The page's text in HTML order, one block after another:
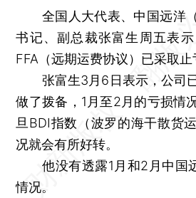
全国人大代表、中国远洋
书记、副总裁张富生周五表
FFA（远期运费协议）已采取止
张富生3月6日表示，公司
做了拨备，1月至2月的亏损情
旦BDI指数（波罗的海干散货
况就会有所好转。
他没有透露1月和2月中国
情况。